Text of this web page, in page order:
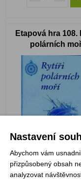
Etapová hra 108.
polárních
Skladem
Nastavení
Abychom vám
přizpůsobený obsah
analyzovat